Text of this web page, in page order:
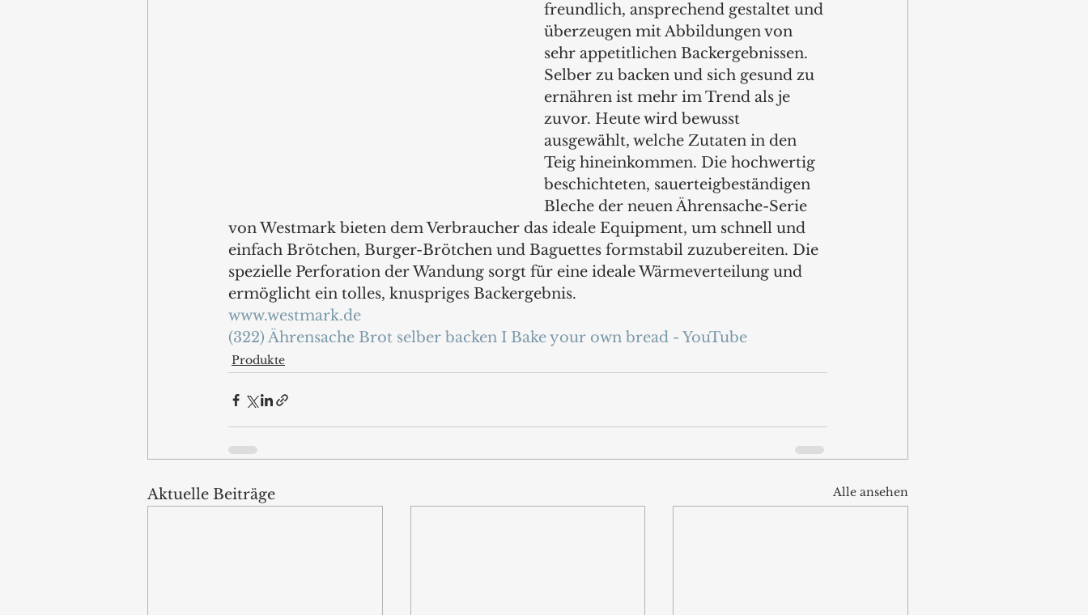
freundlich, ansprechend gestaltet und
überzeugen mit Abbildungen von
sehr appetitlichen Backergebnissen.
Selber zu backen und sich gesund zu
ernähren ist mehr im Trend als je
zuvor. Heute wird bewusst
ausgewählt, welche Zutaten in den
Teig hineinkommen. Die hochwertig
beschichteten, sauerteigbeständigen
Bleche der neuen Ährensache-Serie
von Westmark bieten dem Verbraucher das ideale Equipment, um schnell und
einfach Brötchen, Burger-Brötchen und Baguettes formstabil zuzubereiten. Die
spezielle Perforation der Wandung sorgt für eine ideale Wärmeverteilung und
ermöglicht ein tolles, knuspriges Backergebnis.
www.westmark.de
(322) Ährensache Brot selber backen I Bake your own bread - YouTube
Produkte
Aktuelle Beiträge Alle ansehen